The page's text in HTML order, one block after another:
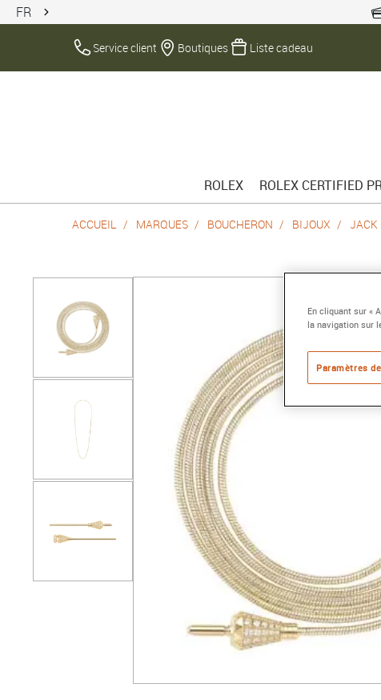
FR
Service client Boutiques Liste cadeau
ROLEX ROLEX CERTIFIED
ACCUEIL MARQUES BOUCHERON BIJOUX JACK
En cliquant sur «
la navigation sur
Paramètres